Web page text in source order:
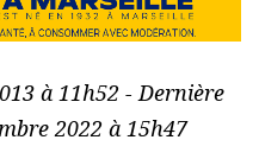
à 11h52 - Dernière
2022 à 15h47